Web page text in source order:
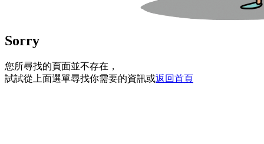
Sorry
您所尋找的頁面並不存在，
試試從上面選單尋找你需要的資訊或返回首頁